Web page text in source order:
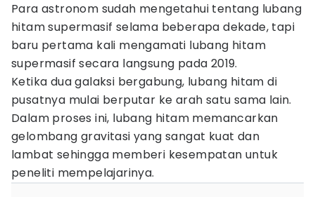
Para astronom sudah mengetahui tentang lubang
hitam supermasif selama beberapa dekade, tapi
baru pertama kali mengamati lubang hitam
supermasif secara langsung pada 2019.
Ketika dua galaksi bergabung, lubang hitam di
pusatnya mulai berputar ke arah satu sama lain.
Dalam proses ini, lubang hitam memancarkan
gelombang gravitasi yang sangat kuat dan
lambat sehingga memberi kesempatan untuk
peneliti mempelajarinya.